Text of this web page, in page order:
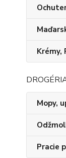
Krémy,
Mopy,
Pracie